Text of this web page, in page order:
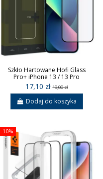
Szkło Hartowane Hofi Glass
Pro+ iPhone 13 / 13 Pro
17,10 zł19,00 zł
Dodaj do koszyka
-10%